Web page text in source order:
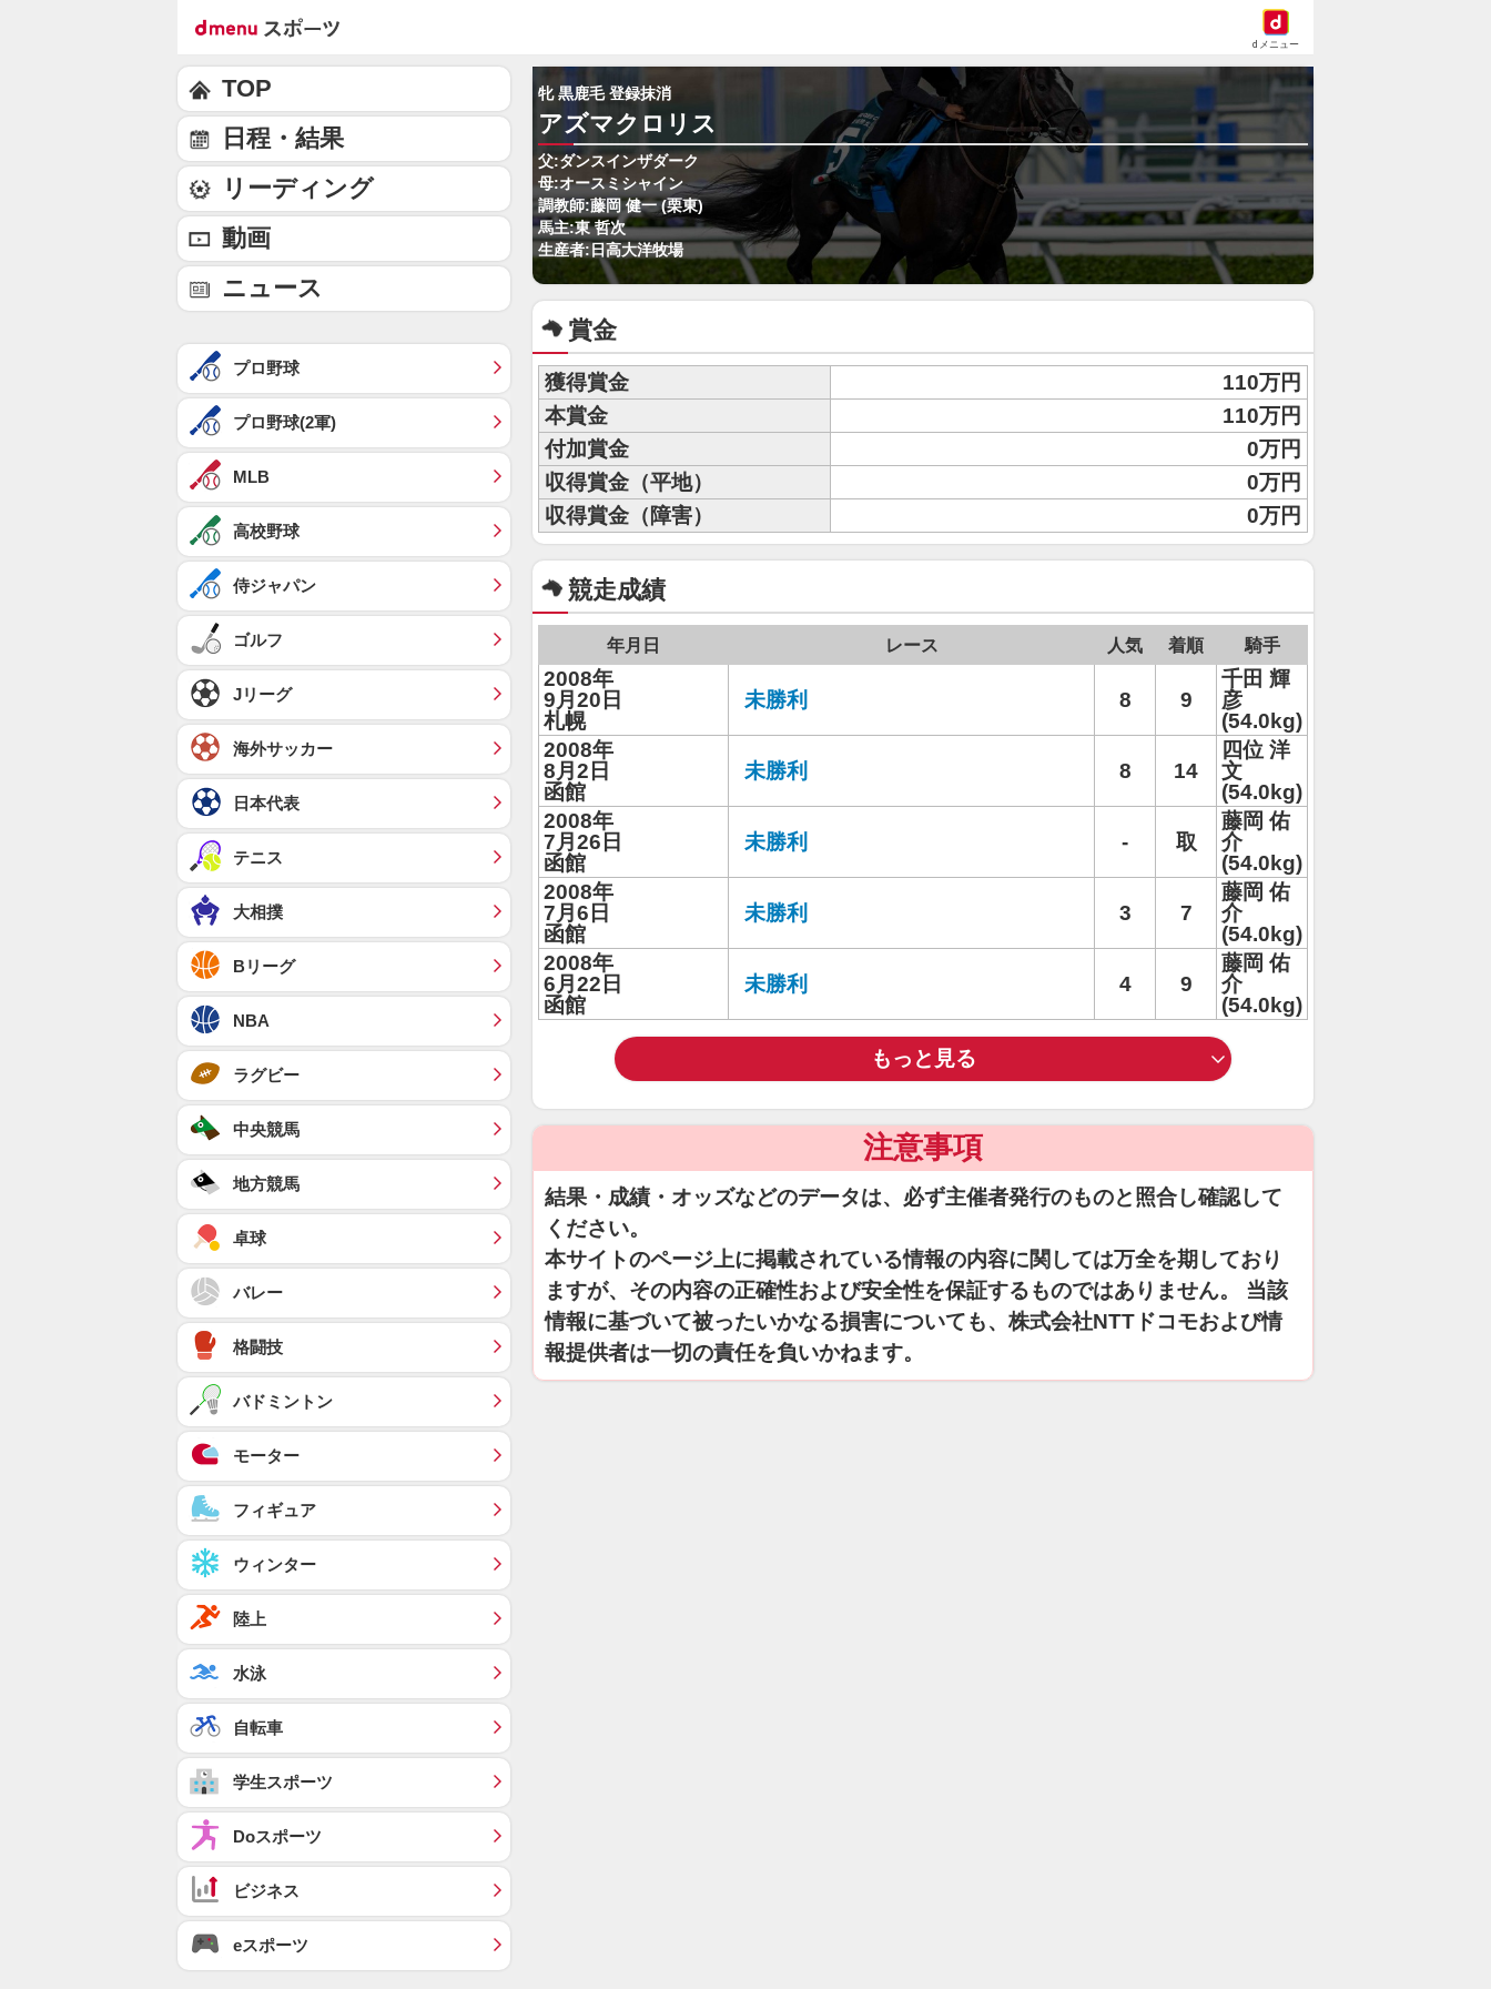
dメニュー
牝 黒鹿毛 登録抹消
アズマクロリス
父:ダンスインザダーク
母:オースミシャイン
調教師:藤岡 健一 (栗東)
馬主:東 哲次
生産者:日高大洋牧場
賞金
獲得賞金
110万円
本賞金
110万円
付加賞金
0万円
収得賞金（平地）
0万円
収得賞金（障害）
0万円
競走成績
年月日 レース 人気 着順 騎手
2008年
9月20日
札幌
未勝利 8 9
千田 輝
彦
(54.0kg)
2008年
8月2日
函館
未勝利 8 14
四位 洋
文
(54.0kg)
2008年
7月26日
函館
未勝利 - 取
藤岡 佑
介
(54.0kg)
2008年
7月6日
函館
未勝利 3 7
藤岡 佑
介
(54.0kg)
2008年
6月22日
函館
未勝利 4 9
藤岡 佑
介
(54.0kg)
もっと見る
注意事項
結果・成績・オッズなどのデータは、必ず主催者発行のものと照合し確認して
ください。
本サイトのページ上に掲載されている情報の内容に関しては万全を期しており
ますが、その内容の正確性および安全性を保証するものではありません。 当該
情報に基づいて被ったいかなる損害についても、株式会社NTTドコモおよび情
報提供者は一切の責任を負いかねます。
TOP
日程・結果
リーディング
動画
ニュース
プロ野球
プロ野球(2軍)
MLB
高校野球
侍ジャパン
ゴルフ
Jリーグ
海外サッカー
日本代表
テニス
大相撲
Bリーグ
NBA
ラグビー
中央競馬
地方競馬
卓球
バレー
格闘技
バドミントン
モーター
フィギュア
ウィンター
陸上
水泳
自転車
学生スポーツ
Doスポーツ
ビジネス
eスポーツ